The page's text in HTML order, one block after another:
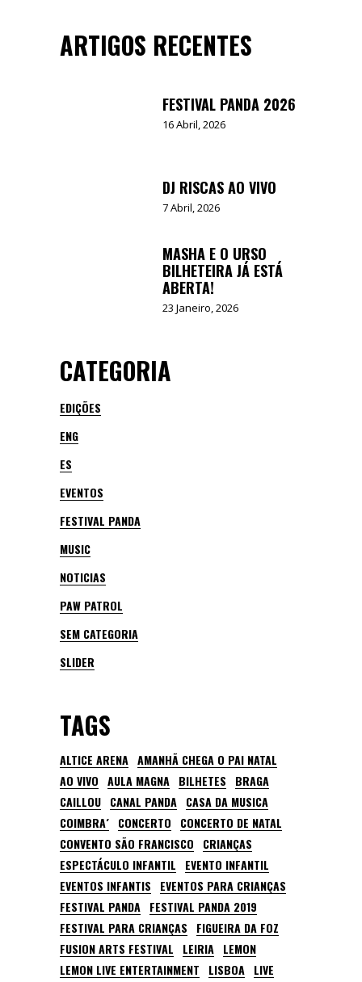
ARTIGOS RECENTES
FESTIVAL PANDA 2026
16 Abril, 2026
DJ RISCAS AO VIVO
7 Abril, 2026
MASHA E O URSO
BILHETEIRA JÁ ESTÁ
ABERTA!
23 Janeiro, 2026
CATEGORIA
EDIÇÕES
ENG
ES
EVENTOS
FESTIVAL PANDA
MUSIC
NOTICIAS
PAW PATROL
SEM CATEGORIA
SLIDER
TAGS
ALTICE ARENA AMANHÃ CHEGA O PAI NATAL
AO VIVO AULA MAGNA BILHETES
BRAGA
CAILLOU CANAL PANDA CASA DA MUSICA
COIMBRA´ CONCERTO
CONCERTO DE NATAL
CONVENTO SÃO FRANCISCO
CRIANÇAS
ESPECTÁCULO INFANTIL
EVENTO INFANTIL
EVENTOS INFANTIS
EVENTOS PARA CRIANÇAS
FESTIVAL PANDA FESTIVAL PANDA 2019
FESTIVAL PARA CRIANÇAS
FIGUEIRA DA FOZ
FUSION ARTS FESTIVAL
LEIRIA LEMON
LEMON LIVE ENTERTAINMENT
LISBOA LIVE